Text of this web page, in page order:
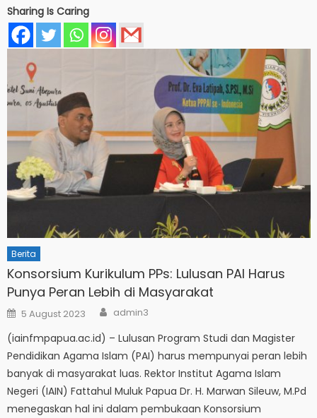
Sharing Is Caring
Berita
Konsorsium Kurikulum PPs: Lulusan PAI Harus
Punya Peran Lebih di Masyarakat
Posted
on
5 August 2023 Author
admin3
(iainfmpapua.ac.id) – Lulusan Program Studi dan Magister
Pendidikan Agama Islam (PAI) harus mempunyai peran lebih
banyak di masyarakat luas. Rektor Institut Agama Islam
Negeri (IAIN) Fattahul Muluk Papua Dr. H. Marwan Sileuw, M.Pd
menegaskan hal ini dalam pembukaan Konsorsium